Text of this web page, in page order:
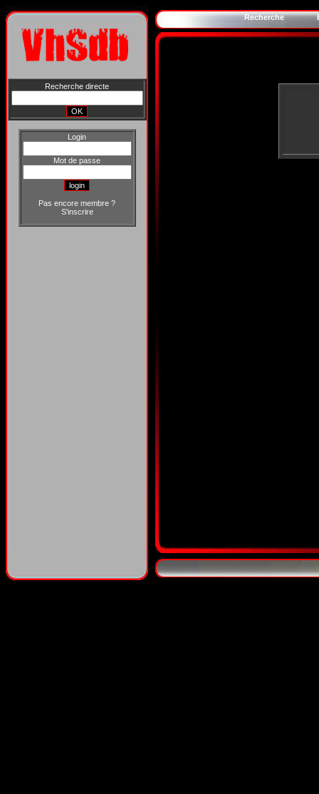
Recherche directe
Login
Mot de passe
Pas encore membre ?
S'inscrire
Recherche